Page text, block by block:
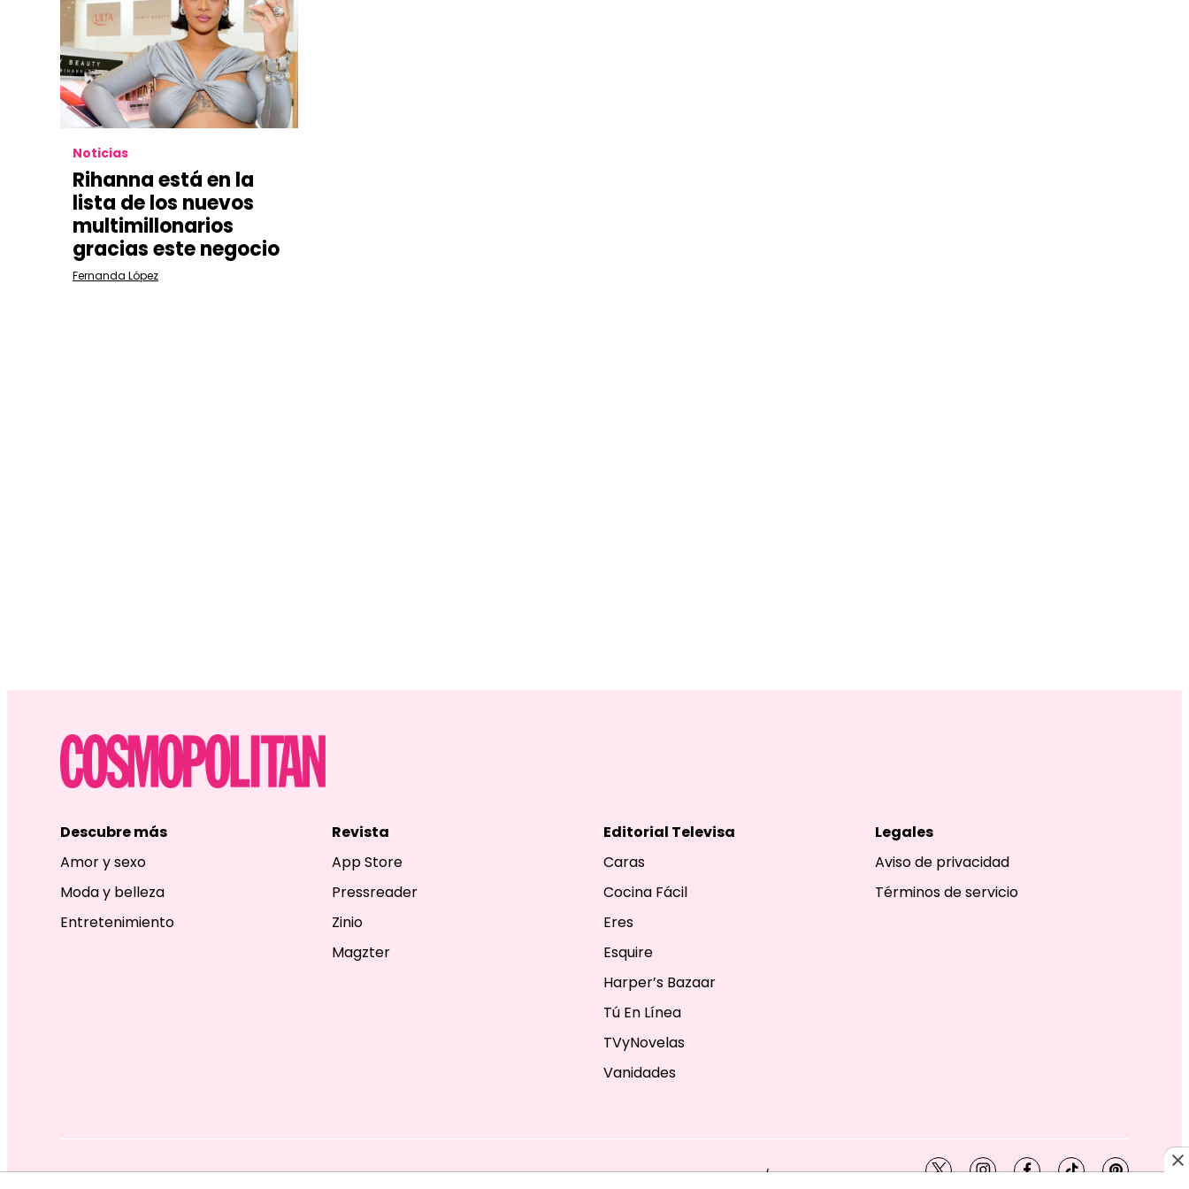
Noticias
Rihanna está en la
lista de los nuevos
multimillonarios
gracias este negocio
Fernanda López
Descubre más
Amor y sexo
Moda y belleza
Entretenimiento
Revista
App Store
Pressreader
Zinio
Magzter
Editorial Televisa
Caras
Cocina Fácil
Eres
Esquire
Harper’s Bazaar
Tú En Línea
TVyNovelas
Vanidades
Legales
Aviso de privacidad
Términos de servicio
EDITORIAL TELEVISA S.A. DE C.V. TODOS LOS DERECHOS RESERVADOS. TBG - EDITORIAL TELEVISA - LIFESTYLES - BEAUTY / FASHION twitterinstagramfacebook
tiktokpinterest